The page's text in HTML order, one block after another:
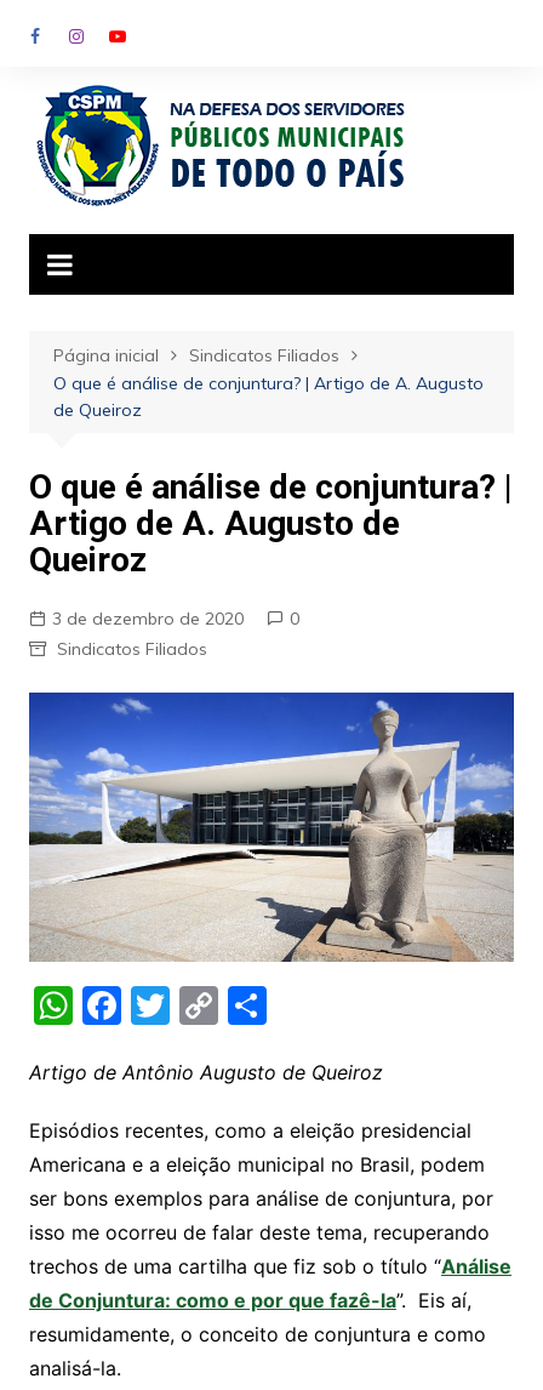
para
conteúdo
Página inicial
Sindicatos Filiados
O que é análise de conjuntura? | Artigo de A. Augusto
de Queiroz
O que é análise de conjuntura? |
Artigo de A. Augusto de
Queiroz
3 de dezembro de 2020
0
Sindicatos Filiados
W
at
s
A
p
p
F
c
e
b
o
o
k
T
itt
er
C
p
y
Li
n
k
S
ar
e
Artigo de Antônio Augusto de Queiroz
Episódios recentes, como a eleição presidencial
Americana e a eleição municipal no Brasil, podem
ser bons exemplos para análise de conjuntura, por
isso me ocorreu de falar deste tema, recuperando
trechos de uma cartilha que fiz sob o título “Análise
de Conjuntura: como e por que fazê-la”. Eis aí,
resumidamente, o conceito de conjuntura e como
analisá-la.